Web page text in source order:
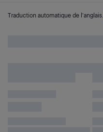
Traduction automatique de l'anglais.